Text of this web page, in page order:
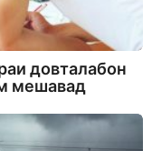
довталабон
мешавад